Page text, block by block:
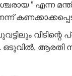
” എന്ന
ആരതി